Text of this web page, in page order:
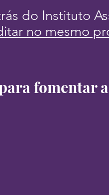
do Instituto
no mesmo
fomentar